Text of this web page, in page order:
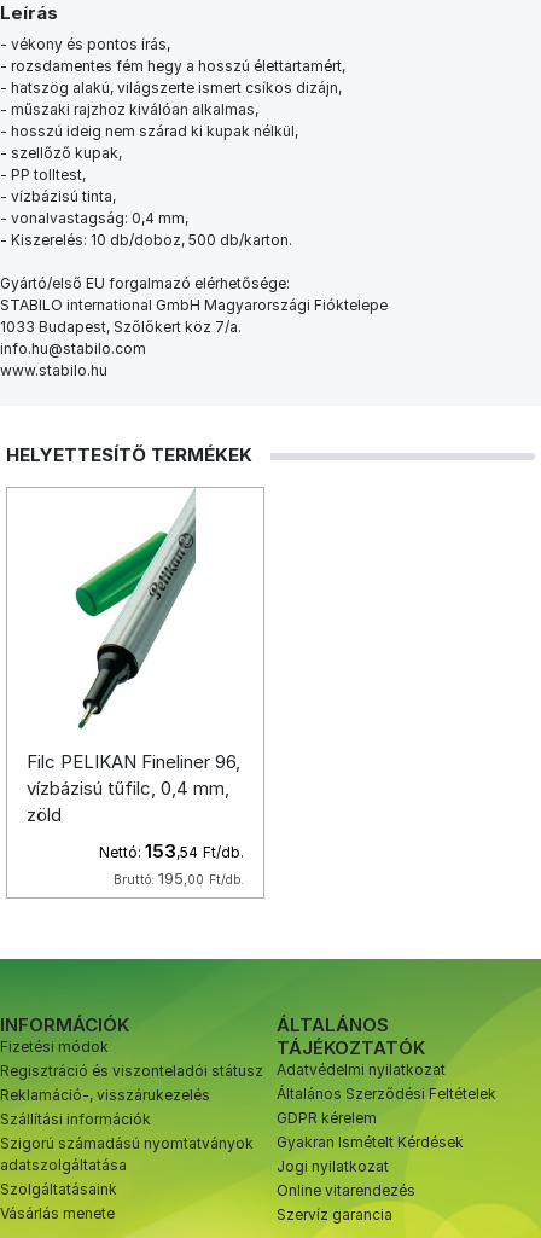
Leírás
- vékony és pontos írás,
- rozsdamentes fém hegy a hosszú élettartamért,
- hatszög alakú, világszerte ismert csíkos dizájn,
- műszaki rajzhoz kiválóan alkalmas,
- hosszú ideig nem szárad ki kupak nélkül,
- szellőző kupak,
- PP tolltest,
- vízbázisú tinta,
- vonalvastagság: 0,4 mm,
- Kiszerelés: 10 db/doboz, 500 db/karton.
Gyártó/első EU forgalmazó elérhetősége:
STABILO international GmbH Magyarországi Fióktelepe
1033 Budapest, Szőlőkert köz 7/a.
info.hu@stabilo.com
www.stabilo.hu
HELYETTESÍTŐ TERMÉKEK
Filc PELIKAN Fineliner 96,
vízbázisú tűfilc, 0,4 mm,
zöld
Nettó: 153,54 Ft/db.
Bruttó: 195,00 Ft/db.
INFORMÁCIÓK
Fizetési módok
Regisztráció és viszonteladói státusz
Reklamáció-, visszárukezelés
Szállítási információk
Szigorú számadású nyomtatványok
adatszolgáltatása
Szolgáltatásaink
Vásárlás menete
ÁLTALÁNOS
TÁJÉKOZTATÓK
Adatvédelmi nyilatkozat
Általános Szerződési Feltételek
GDPR kérelem
Gyakran Ismételt Kérdések
Jogi nyilatkozat
Online vitarendezés
Szervíz garancia